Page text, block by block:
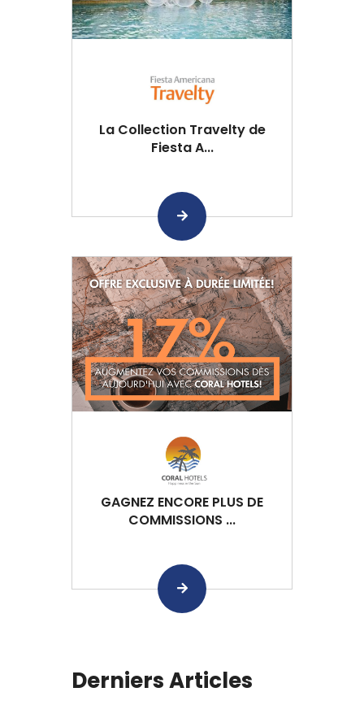
La Collection Travelty de
Fiesta A...
GAGNEZ ENCORE PLUS DE
COMMISSIONS ...
Derniers Articles